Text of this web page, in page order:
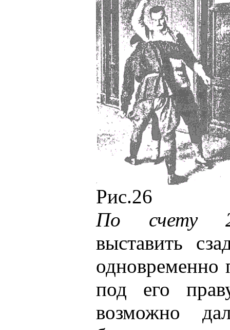
Рис.26
По счету
выставить
одновременно
под его
возможно